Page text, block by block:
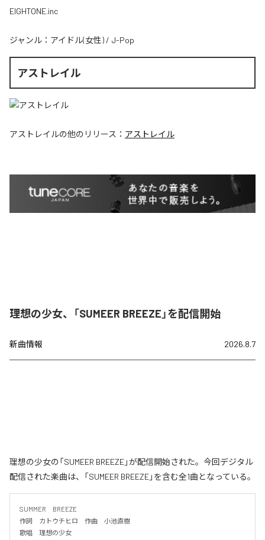
EIGHTONE.inc
ジャンル： アイドル(女性) / J-Pop
アストレイル
アストレイルの他のリリース： アストレイル
理想の少女、「SUMEER BREEZE」を配信開始
新曲情報 2026.8.7
理想の少女の「SUMEER BREEZE」が配信開始された。今回デジタル
配信された楽曲は、「SUMEER BREEZE」を含む全1曲となっている。
SUMMER　BREEZE
作詞　カトウチヒロ　作曲　小池直樹
歌唱　理想の少女